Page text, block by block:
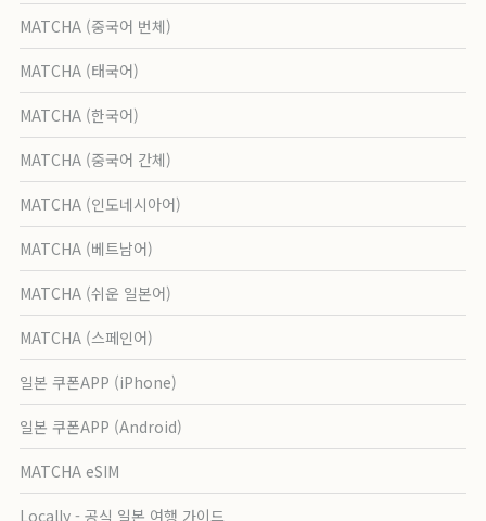
MATCHA (중국어 번체)
MATCHA (태국어)
MATCHA (한국어)
MATCHA (중국어 간체)
MATCHA (인도네시아어)
MATCHA (베트남어)
MATCHA (쉬운 일본어)
MATCHA (스페인어)
일본 쿠폰APP (iPhone)
일본 쿠폰APP (Android)
MATCHA eSIM
Locally - 공식 일본 여행 가이드